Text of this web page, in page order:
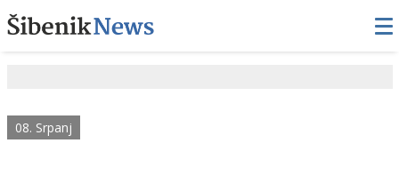
08. Srpanj